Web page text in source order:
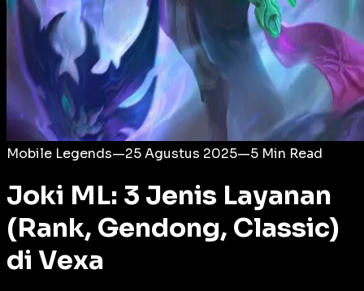
Mobile Legends—25 Agustus 2025—5 Min Read
Joki ML: 3 Jenis Layanan
(Rank, Gendong, Classic)
di Vexa